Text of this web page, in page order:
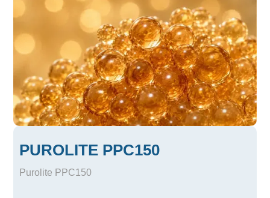
PUROLITE PPC150
Purolite PPC150